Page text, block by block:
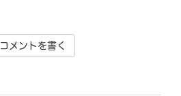
コメントを書く